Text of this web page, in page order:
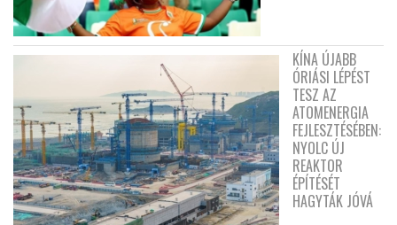
KÍNA ÚJABB
ÓRIÁSI LÉPÉST
TESZ AZ
ATOMENERGIA
FEJLESZTÉSÉBEN:
NYOLC ÚJ
REAKTOR
ÉPÍTÉSÉT
HAGYTÁK JÓVÁ